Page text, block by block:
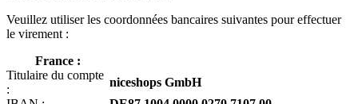
Veuillez utiliser les coordonnées bancaires suivantes pour effectuer
le virement :
France :
Titulaire du compte
:
niceshops GmbH